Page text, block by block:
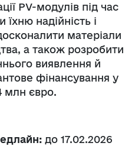
PV-модулів під час
їхню надійність і
матеріали
а також розробити
виявлення й
фінансування у
млн євро.
до 17.02.2026